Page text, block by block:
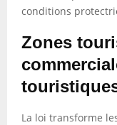
conditions
Zones
La loi transforme